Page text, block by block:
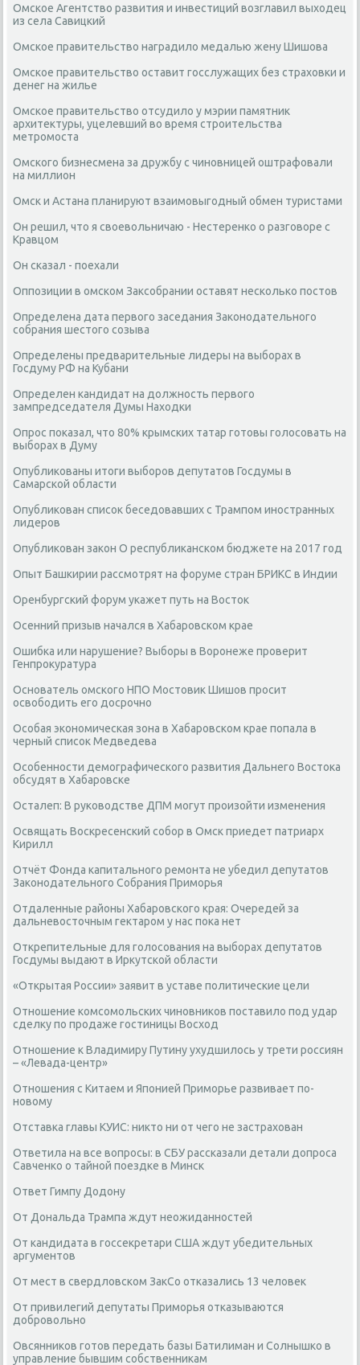
Омское Агентство развития и инвестиций возглавил выходец
из села Савицкий
Омское правительство наградило медалью жену Шишова
Омское правительство оставит госслужащих без страховки и
денег на жилье
Омское правительство отсудило у мэрии памятник
архитектуры, уцелевший во время строительства
метромоста
Омского бизнесмена за дружбу с чиновницей оштрафовали
на миллион
Омск и Астана планируют взаимовыгодный обмен туристами
Он решил, что я своевольничаю - Нестеренко о разговоре с
Кравцом
Он сказал - поехали
Оппозиции в омском Заксобрании оставят несколько постов
Определена дата первого заседания Законодательного
собрания шестого созыва
Определены предварительные лидеры на выборах в
Госдуму РФ на Кубани
Определен кандидат на должность первого
зампредседателя Думы Находки
Опрос показал, что 80% крымских татар готовы голосовать на
выборах в Думу
Опубликованы итоги выборов депутатов Госдумы в
Самарской области
Опубликован список беседовавших с Трампом иностранных
лидеров
Опубликован закон О республиканском бюджете на 2017 год
Опыт Башкирии рассмотрят на форуме стран БРИКС в Индии
Оренбургский форум укажет путь на Восток
Осенний призыв начался в Хабаровском крае
Ошибка или нарушение? Выборы в Воронеже проверит
Генпрокуратура
Основатель омского НПО Мостовик Шишов просит
освободить его досрочно
Особая экономическая зона в Хабаровском крае попала в
черный список Медведева
Особенности демографического развития Дальнего Востока
обсудят в Хабаровске
Осталеп: В руководстве ДПМ могут произойти изменения
Освящать Воскресенский собор в Омск приедет патриарх
Кирилл
Отчёт Фонда капитального ремонта не убедил депутатов
Законодательного Собрания Приморья
Отдаленные районы Хабаровского края: Очередей за
дальневосточным гектаром у нас пока нет
Открепительные для голосования на выборах депутатов
Госдумы выдают в Иркутской области
«Открытая России» заявит в уставе политические цели
Отношение комсомольских чиновников поставило под удар
сделку по продаже гостиницы Восход
Отношение к Владимиру Путину ухудшилось у трети россиян
– «Левада-центр»
Отношения с Китаем и Японией Приморье развивает по-
новому
Отставка главы КУИС: никто ни от чего не застрахован
Ответила на все вопросы: в СБУ рассказали детали допроса
Савченко о тайной поездке в Минск
Ответ Гимпу Додону
От Дональда Трампа ждут неожиданностей
От кандидата в госсекретари США ждут убедительных
аргументов
От мест в свердловском ЗакСо отказались 13 человек
От привилегий депутаты Приморья отказываются
добровольно
Овсянников готов передать базы Батилиман и Солнышко в
управление бывшим собственникам